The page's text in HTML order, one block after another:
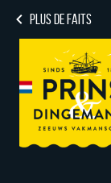
PLUS DE FAITS